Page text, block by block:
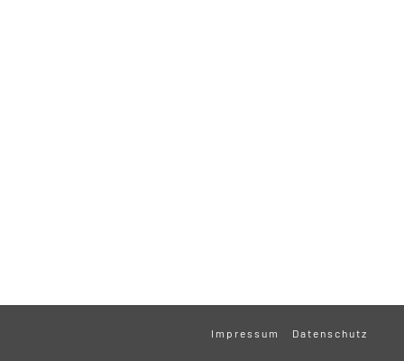
Impressum Datenschutz